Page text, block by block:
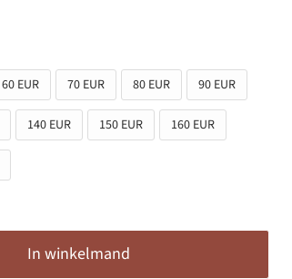
60 EUR 70 EUR 80 EUR 90 EUR
140 EUR 150 EUR 160 EUR
In winkelmand